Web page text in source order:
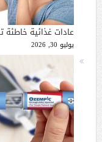
عادات غذائية خاطئة
يوليو 30, 2026